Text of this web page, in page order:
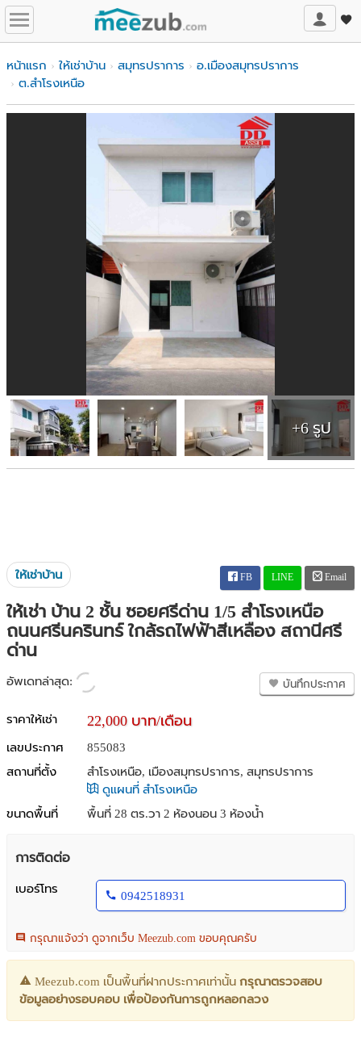
หน้าแรก ให้เช่าบ้าน สมุทรปราการ
อ.เมืองสมุทรปราการ
ต.สำโรงเหนือ
+6 รูป
ให้เช่าบ้าน FB LINE Email
ให้เช่า บ้าน 2 ชั้น ซอยศรีด่าน 1/5 สำโรงเหนือ
ถนนศรีนครินทร์ ใกล้รถไฟฟ้าสีเหลือง สถานีศรี
ด่าน
อัพเดทล่าสุด: บันทึกประกาศ
ราคาให้เช่า 22,000 บาท/เดือน
เลขประกาศ
855083
สถานที่ตั้ง
สำโรงเหนือ, เมืองสมุทรปราการ, สมุทรปราการ
ดูแผนที่ สำโรงเหนือ
ขนาดพื้นที่
พื้นที่ 28 ตร.วา 2 ห้องนอน 3 ห้องน้ำ
การติดต่อ
เบอร์โทร
0942518931
กรุณาแจ้งว่า ดูจากเว็บ Meezub.com ขอบคุณครับ
Meezub.com เป็นพื้นที่ฝากประกาศเท่านั้น กรุณาตรวจสอบ
ข้อมูลอย่างรอบคอบ เพื่อป้องกันการถูกหลอกลวง